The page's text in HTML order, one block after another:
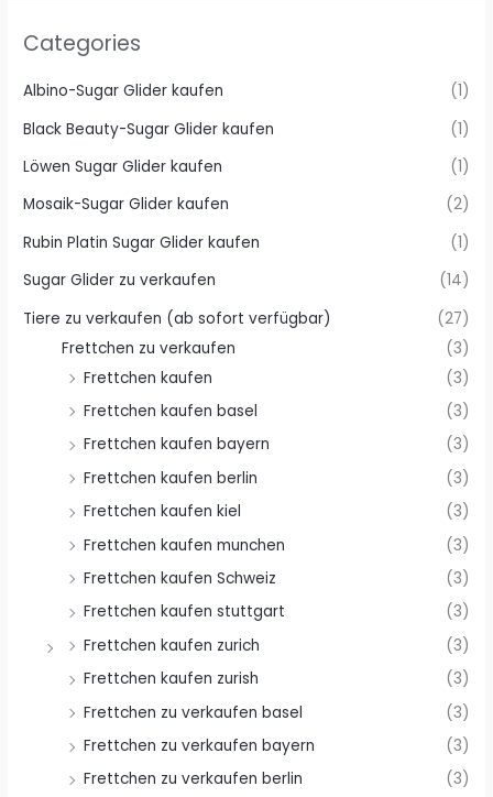
Categories
Albino-Sugar Glider kaufen
(1)
Black Beauty-Sugar Glider kaufen
(1)
Löwen Sugar Glider kaufen
(1)
Mosaik-Sugar Glider kaufen
(2)
Rubin Platin Sugar Glider kaufen
(1)
Sugar Glider zu verkaufen
(14)
Tiere zu verkaufen (ab sofort verfügbar)
(27)
Frettchen zu verkaufen
(3)
Frettchen kaufen
(3)
Frettchen kaufen basel
(3)
Frettchen kaufen bayern
(3)
Frettchen kaufen berlin
(3)
Frettchen kaufen kiel
(3)
Frettchen kaufen munchen
(3)
Frettchen kaufen Schweiz
(3)
Frettchen kaufen stuttgart
(3)
Frettchen kaufen zurich
(3)
Frettchen kaufen zurish
(3)
Frettchen zu verkaufen basel
(3)
Frettchen zu verkaufen bayern
(3)
Frettchen zu verkaufen berlin
(3)